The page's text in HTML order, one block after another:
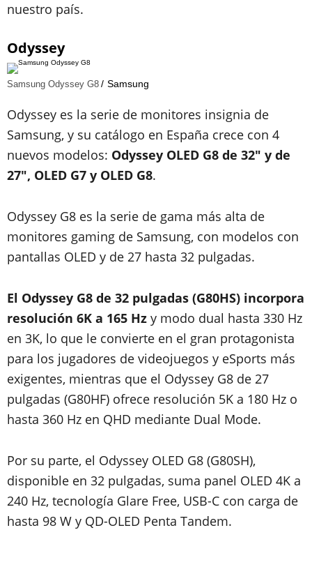
nuestro país.
Odyssey
Samsung Odyssey G8 Samsung
Odyssey es la serie de monitores insignia de
Samsung, y su catálogo en España crece con 4
nuevos modelos: Odyssey OLED G8 de 32" y de
27", OLED G7 y OLED G8.
Odyssey G8 es la serie de gama más alta de
monitores gaming de Samsung, con modelos con
pantallas OLED y de 27 hasta 32 pulgadas.
El Odyssey G8 de 32 pulgadas (G80HS) incorpora
resolución 6K a 165 Hz y modo dual hasta 330 Hz
en 3K, lo que le convierte en el gran protagonista
para los jugadores de videojuegos y eSports más
exigentes, mientras que el Odyssey G8 de 27
pulgadas (G80HF) ofrece resolución 5K a 180 Hz o
hasta 360 Hz en QHD mediante Dual Mode.
Por su parte, el Odyssey OLED G8 (G80SH),
disponible en 32 pulgadas, suma panel OLED 4K a
240 Hz, tecnología Glare Free, USB-C con carga de
hasta 98 W y QD-OLED Penta Tandem.